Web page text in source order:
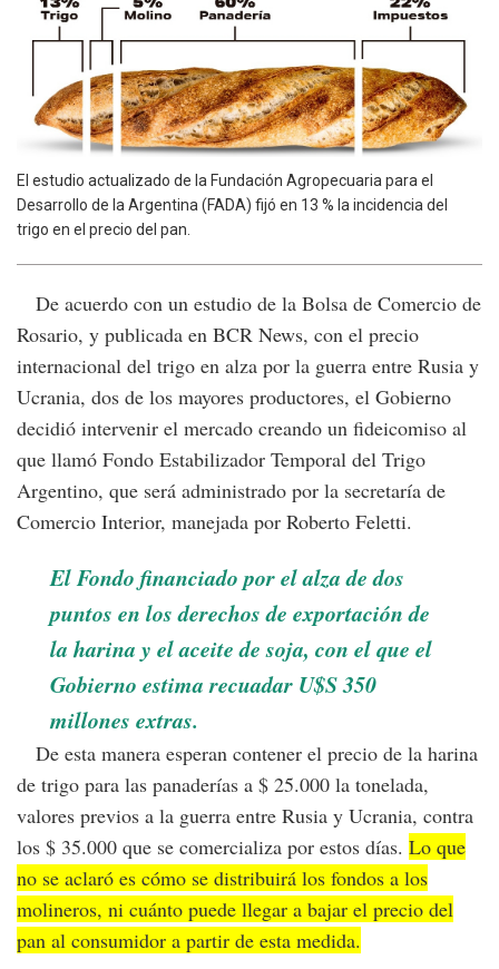
El estudio actualizado de la Fundación Agropecuaria para el
Desarrollo de la Argentina (FADA) fijó en 13 % la incidencia del
trigo en el precio del pan.
De acuerdo con un estudio de la Bolsa de Comercio de
Rosario, y publicada en BCR News, con el precio
internacional del trigo en alza por la guerra entre Rusia y
Ucrania, dos de los mayores productores, el Gobierno
decidió intervenir el mercado creando un fideicomiso al
que llamó Fondo Estabilizador Temporal del Trigo
Argentino, que será administrado por la secretaría de
Comercio Interior, manejada por Roberto Feletti.
El Fondo financiado por el alza de dos
puntos en los derechos de exportación de
la harina y el aceite de soja, con el que el
Gobierno estima recuadar U$S 350
millones extras.
De esta manera esperan contener el precio de la harina
de trigo para las panaderías a $ 25.000 la tonelada,
valores previos a la guerra entre Rusia y Ucrania, contra
los $ 35.000 que se comercializa por estos días. Lo que
no se aclaró es cómo se distribuirá los fondos a los
molineros, ni cuánto puede llegar a bajar el precio del
pan al consumidor a partir de esta medida.